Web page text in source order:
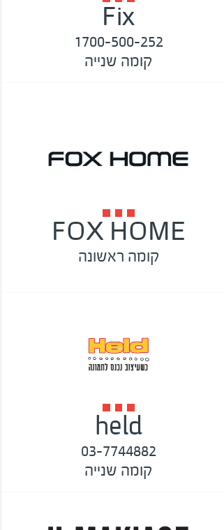
Fix
1700-500-252
קומה שנייה
FOX HOME
קומה ראשונה
held
03-7744882
קומה שנייה